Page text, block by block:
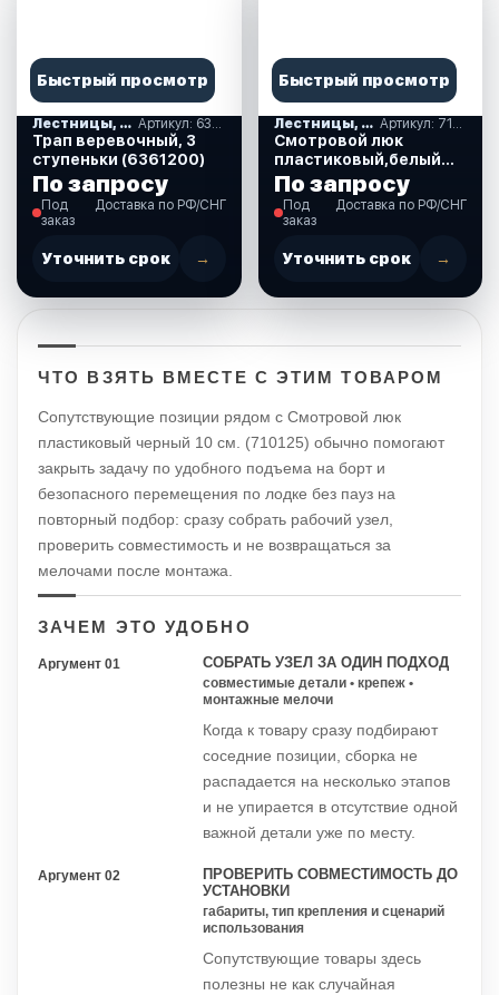
Быстрый просмотр
Лестницы, ступеньки
Трап веревочный, 3
ступеньки (6361200)
По запросу
Под
заказ
Доставка по РФ/СНГ
Уточнить срок →
Быстрый просмотр
Лестницы, ступеньки
Смотровой люк
пластиковый,белый
(диам10 см) (710126)
По запросу
Под
заказ
Доставка по РФ/СНГ
Уточнить срок →
ЧТО ВЗЯТЬ ВМЕСТЕ С ЭТИМ ТОВАРОМ
Сопутствующие позиции рядом с Смотровой люк
пластиковый черный 10 см. (710125) обычно помогают
закрыть задачу по удобного подъема на борт и
безопасного перемещения по лодке без пауз на
повторный подбор: сразу собрать рабочий узел,
проверить совместимость и не возвращаться за
мелочами после монтажа.
ЗАЧЕМ ЭТО УДОБНО
Аргумент 01 СОБРАТЬ УЗЕЛ ЗА ОДИН ПОДХОД
совместимые детали • крепеж •
монтажные мелочи
Когда к товару сразу подбирают
соседние позиции, сборка не
распадается на несколько этапов
и не упирается в отсутствие одной
важной детали уже по месту.
Аргумент 02
ПРОВЕРИТЬ СОВМЕСТИМОСТЬ ДО
УСТАНОВКИ
габариты, тип крепления и сценарий
использования
Сопутствующие товары здесь
полезны не как случайная